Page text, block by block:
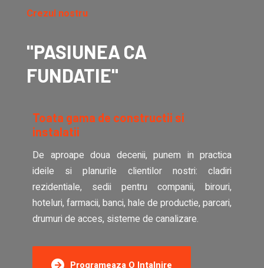
Crezul nostru
"PASIUNEA CA
FUNDATIE"
Toata gama de constructii si
instalatii
De aproape doua decenii, punem in practica
ideile si planurile clientilor nostri: cladiri
rezidentiale, sedii pentru companii, birouri,
hoteluri, farmacii, banci, hale de productie, parcari,
drumuri de acces, sisteme de canalizare.
Programeaza O Intalnire